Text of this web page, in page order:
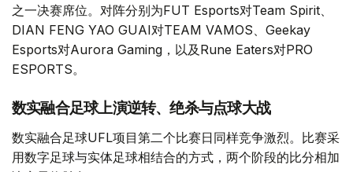
之一决赛席位。对阵分别为FUT Esports对Team Spirit、
DIAN FENG YAO GUAI对TEAM VAMOS、Geekay
Esports对Aurora Gaming，以及Rune Eaters对PRO
ESPORTS。
数实融合足球上演逆转、绝杀与点球大战
数实融合足球UFL项目第二个比赛日同样竞争激烈。比赛采
用数字足球与实体足球相结合的方式，两个阶段的比分相加